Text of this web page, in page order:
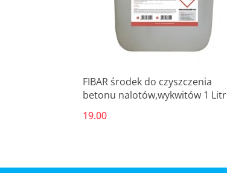
Produkt niedostępny
FIBAR środek do czyszczenia
betonu nalotów,wykwitów 1 Litr
19.00